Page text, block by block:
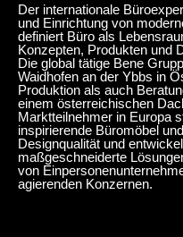
Der internationale
und Einrichtung von
definiert Büro als
Konzepten, Produkten und
Die global tätige Bene
Waidhofen an der Ybbs in
Produktion als auch
einem österreichischen
Marktteilnehmer in Europa
inspirierende Büromöbel
Designqualität und
maßgeschneiderte
von
agierenden Konzernen.